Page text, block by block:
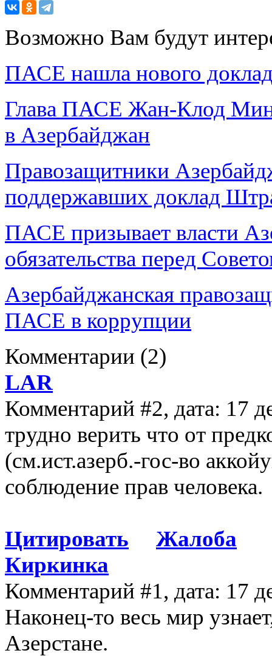
Возможно Вам будут
ПАСЕ нашла нового
Глава ПАСЕ Жан-Клод
в Азербайджан
Правозащитники
поддержавших доклад
ПАСЕ призывает власти
обязательства перед
Азербайджанская
ПАСЕ в коррупции
Комментарии (2)
LAR
Комментарий #2, дата: 17
трудно верить что от
(см.ист.азерб.-гос-во
соблюдение прав человека.
Цитировать
Жалоба
Киркинка
Комментарий #1, дата: 17
Наконец-то весь мир
Азерстане.